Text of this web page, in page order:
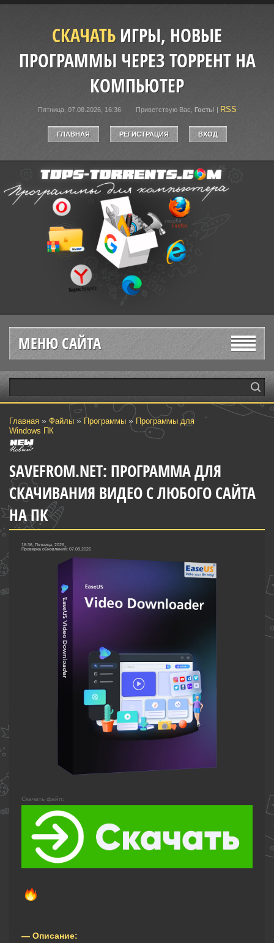
СКАЧАТЬИГРЫ, НОВЫЕ
ПРОГРАММЫ ЧЕРЕЗ ТОРРЕНТ НА
КОМПЬЮТЕР
Пятница, 07.08.2026, 16:36 Приветствую Вас Гость! | RSS
ГЛАВНАЯ РЕГИСТРАЦИЯ ВХОД
МЕНЮ САЙТА
Главная » Файлы»Программы » Программы для
Windows ПК
SAVEFROM.NET: ПРОГРАММА ДЛЯ
СКАЧИВАНИЯ ВИДЕО С ЛЮБОГО САЙТА
НА ПК
16:36, Пятница, 2026
Проверка обновлений: 07.08.2026
Скачать файл:
— Описание: